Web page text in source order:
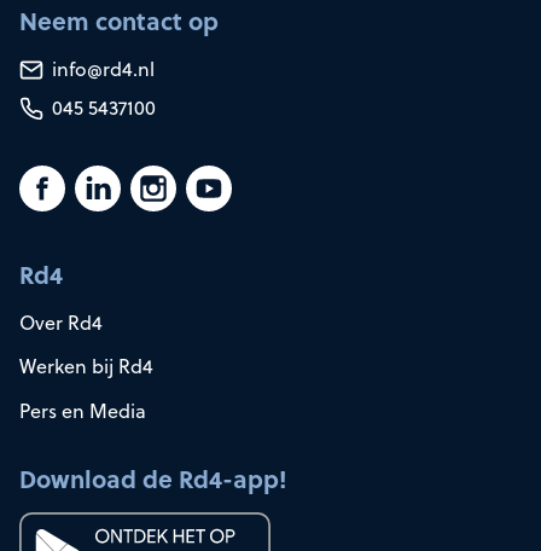
Neem contact op
info@rd4.nl
045 5437100
Rd4
Over Rd4
Werken bij Rd4
Pers en Media
Download de Rd4-app!